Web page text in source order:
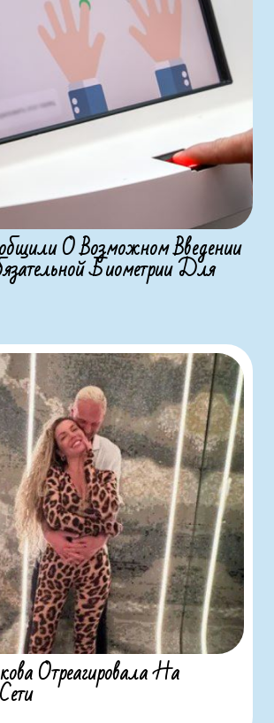
О Возможном Введении
Биометрии Для
Отреагировала На